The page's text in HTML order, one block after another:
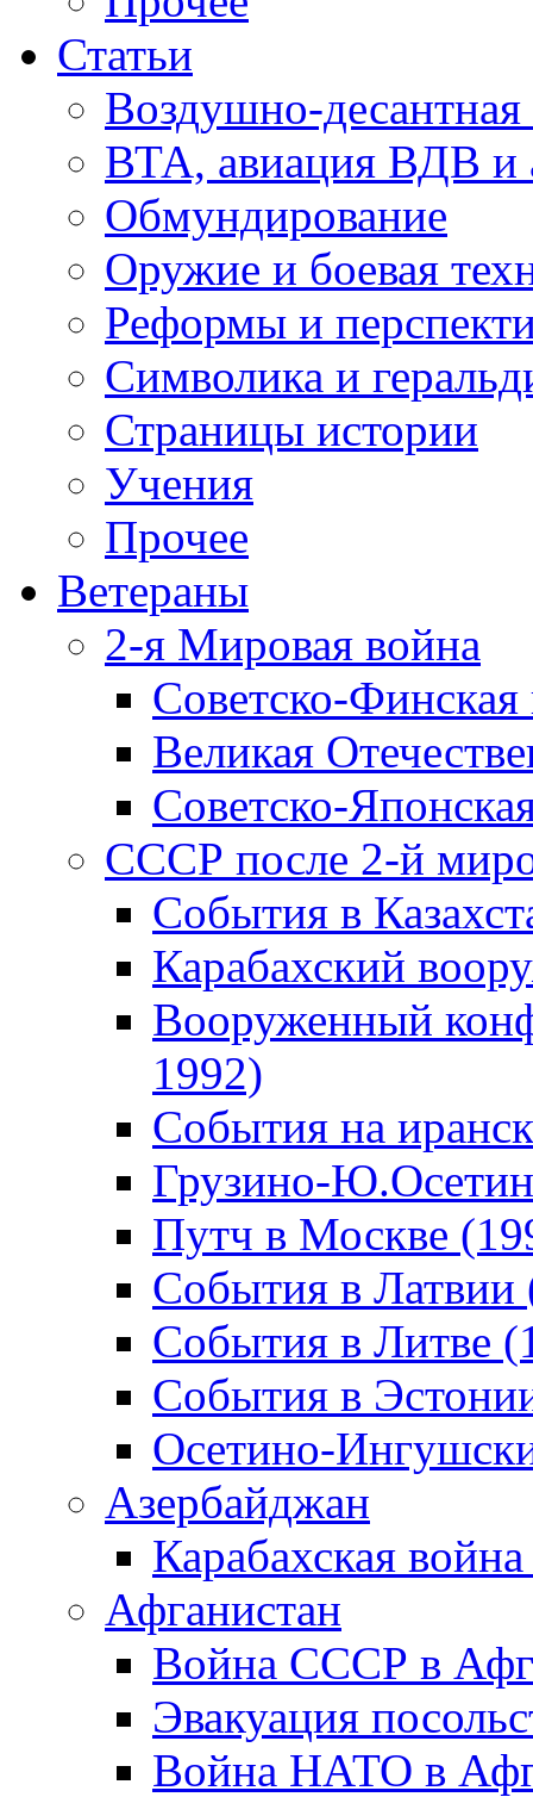
Статьи
Воздушно-десантная
ВТА, авиация ВДВ и
Обмундирование
Оружие и боевая
Реформы и
Символика и
Страницы истории
Учения
Прочее
Ветераны
2-я Мировая война
Советско-
Великая
Советско-
СССР после 2-й
События в
Карабахский
Вооруженный
1992)
События на
Грузино-
Путч в Москве
События в Латвии
События в Литве
События в
Осетино-
Азербайджан
Карабахская
Афганистан
Война СССР в
Эвакуация
Война НАТО в